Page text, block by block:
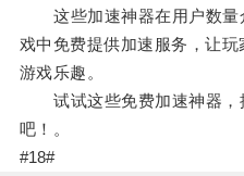
这些加速神器在用户数量
戏中免费提供加速服务，让
游戏乐趣。
试试这些免费加速神器，
吧！。
#18#